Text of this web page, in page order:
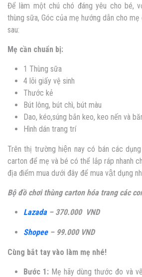
Để làm một chú chó đáng yêu cho bé,
thùng sữa, Góc của mẹ hướng dẫn cho
sau:
Mẹ cần chuẩn bị:
1 Thùng sữa
4 lõi giấy vệ sinh
Thước kẻ
Bút lông, bút chì, bút màu
Dao, kéo,súng bắn keo, keo nến và
Hình dán trang trí
Trên thị trường hiện nay có bán các
carton để mẹ và bé có thể lắp ráp nhanh
địa điểm mua dưới đây để mua vật dụng
Bộ đồ chơi thùng carton hóa trang các
Lazada – 370.000 VND
Shopee– 99.000 VND
Cùng bắt tay vào làm mẹ nhé!
Bước 1: Mẹ hãy dùng thước đo và